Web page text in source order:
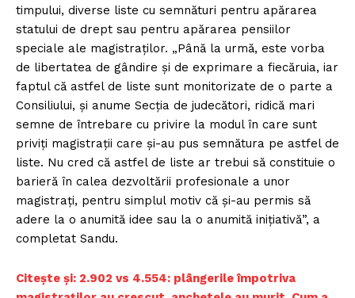
timpului, diverse liste cu semnături pentru apărarea
statului de drept sau pentru apărarea pensiilor
speciale ale magistraților. „Până la urmă, este vorba
de libertatea de gândire și de exprimare a fiecăruia, iar
faptul că astfel de liste sunt monitorizate de o parte a
Consiliului, și anume Secția de judecători, ridică mari
semne de întrebare cu privire la modul în care sunt
priviți magistrații care și-au pus semnătura pe astfel de
liste. Nu cred că astfel de liste ar trebui să constituie o
barieră în calea dezvoltării profesionale a unor
magistrați, pentru simplul motiv că și-au permis să
adere la o anumită idee sau la o anumită inițiativă”, a
completat Sandu.
Citește și: 2.902 vs 4.554: plângerile împotriva